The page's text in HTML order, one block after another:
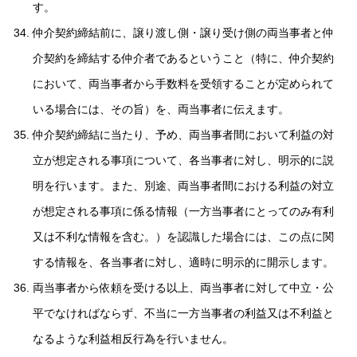
す。
仲介契約締結前に、譲り渡し側・譲り受け側の両当事者と仲
介契約を締結する仲介者であるということ（特に、仲介契約
において、両当事者から手数料を受領することが定められて
いる場合には、その旨）を、両当事者に伝えます。
仲介契約締結に当たり、予め、両当事者間において利益の対
立が想定される事項について、各当事者に対し、明示的に説
明を行います。また、別途、両当事者間における利益の対立
が想定される事項に係る情報（一方当事者にとってのみ有利
又は不利な情報を含む。）を認識した場合には、この点に関
する情報を、各当事者に対し、適時に明示的に開示します。
両当事者から依頼を受ける以上、両当事者に対して中立・公
平でなければならず、不当に一方当事者の利益又は不利益と
なるような利益相反行為を行いません。